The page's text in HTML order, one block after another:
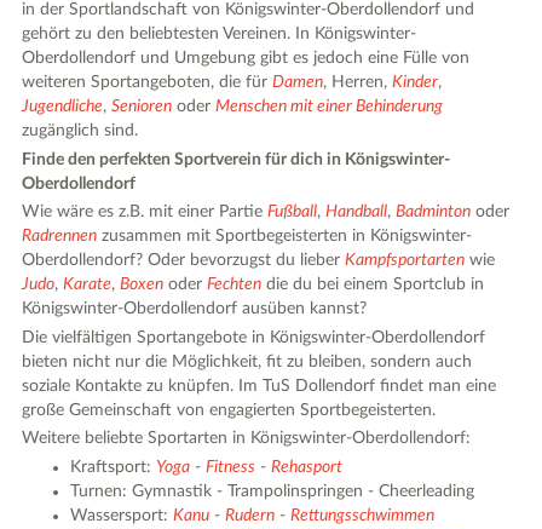
in der Sportlandschaft von Königswinter-Oberdollendorf und
gehört zu den beliebtesten Vereinen. In Königswinter-
Oberdollendorf und Umgebung gibt es jedoch eine Fülle von
weiteren Sportangeboten, die fürDamen, Herren,Kinder,
Jugendliche,Senioren oderMenschen mit einer Behinderung
zugänglich sind.
Finde den perfekten Sportverein für dich in Königswinter-
Oberdollendorf
Wie wäre es z.B. mit einer PartieFußball,Handball,Badminton oder
Radrennen zusammen mit Sportbegeisterten in Königswinter-
Oberdollendorf? Oder bevorzugst du lieberKampfsportarten wie
Judo,Karate,Boxen oderFechten die du bei einem Sportclub in
Königswinter-Oberdollendorf ausüben kannst?
Die vielfältigen Sportangebote in Königswinter-Oberdollendorf
bieten nicht nur die Möglichkeit, fit zu bleiben, sondern auch
soziale Kontakte zu knüpfen. Im TuS Dollendorf findet man eine
große Gemeinschaft von engagierten Sportbegeisterten.
Weitere beliebte Sportarten in Königswinter-Oberdollendorf:
Kraftsport: Yoga -Fitness -Rehasport
Turnen: Gymnastik - Trampolinspringen - Cheerleading
Wassersport:Kanu -Rudern -Rettungsschwimmen